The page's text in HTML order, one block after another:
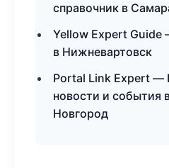
справочник в
Yellow Expert
в Нижневартовск
Portal Link Expert —
новости и события
Новгород